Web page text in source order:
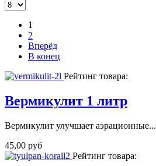
1
2
Вперёд
В конец
Рейтинг товара:
Вермикулит 1 литр
Вермикулит улучшает аэрационные...
45,00 руб
Рейтинг товара: